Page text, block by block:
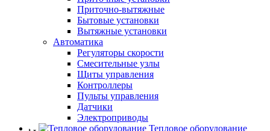
Приточно-вытяжные
Бытовые установки
Вытяжные установки
Автоматика
Регуляторы скорости
Смесительные узлы
Щиты управления
Контроллеры
Пульты управления
Датчики
Электроприводы
Тепловое оборудование